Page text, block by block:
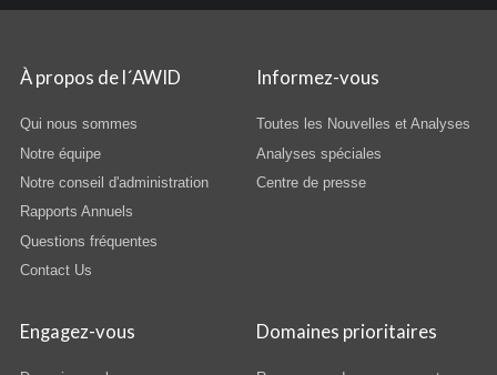
À propos de l´AWID
Qui nous sommes
Notre équipe
Notre conseil d'administration
Rapports Annuels
Questions fréquentes
Contact Us
Informez-vous
Toutes les Nouvelles et Analyses
Analyses spéciales
Centre de presse
Engagez-vous Domaines prioritaires